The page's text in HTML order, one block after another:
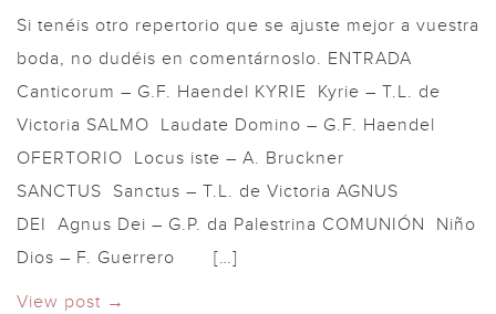
Si tenéis otro repertorio que se ajuste mejor a vuestra
boda, no dudéis en comentárnoslo. ENTRADA
Canticorum – G.F. Haendel KYRIE Kyrie – T.L. de
Victoria SALMO Laudate Domino – G.F. Haendel
OFERTORIO Locus iste – A. Bruckner
SANCTUS Sanctus – T.L. de Victoria AGNUS
DEI Agnus Dei – G.P. da Palestrina COMUNIÓN Niño
Dios – F. Guerrero […]
View post →